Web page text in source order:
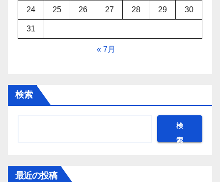
24 25 26 27 28 29 30
31
« 7月
検索
検
索
最近の投稿